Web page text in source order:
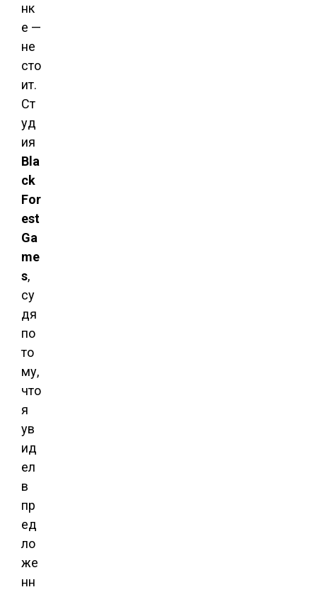
нк
е —
не
сто
ит.
Ст
уд
ия
Bla
ck
For
est
Ga
me
s,
су
дя
по
то
му,
что
я
ув
ид
ел
в
пр
ед
ло
же
нн